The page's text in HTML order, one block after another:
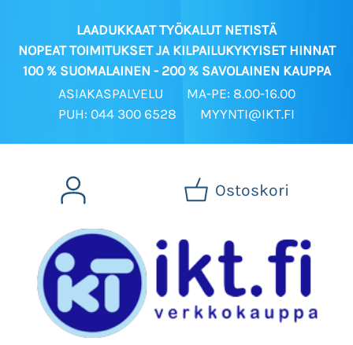
LAADUKKAAT TYÖKALUT NETISTÄ
NOPEAT TOIMITUKSET JA KILPAILUKYKYISET HINNAT
100 % SUOMALAINEN - 200 % SAVOLAINEN KAUPPA
ASIAKASPALVELU
MA-PE: 8.00-16.00
PUH: 044 300 6528
MYYNTI@IKT.FI
Ostoskori